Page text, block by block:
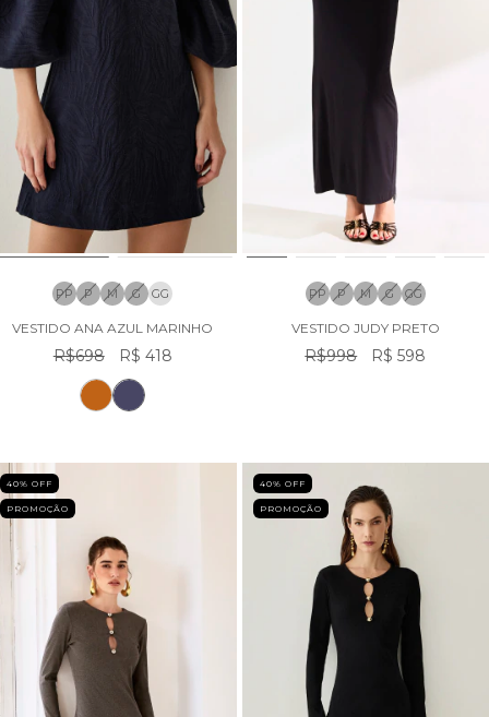
PP P M G GG
VESTIDO ANA AZUL MARINHO
R$698 R$ 418
PP P M G GG
VESTIDO JUDY PRETO
R$998 R$ 598
40% OFF
PROMOÇÃO
40% OFF
PROMOÇÃO